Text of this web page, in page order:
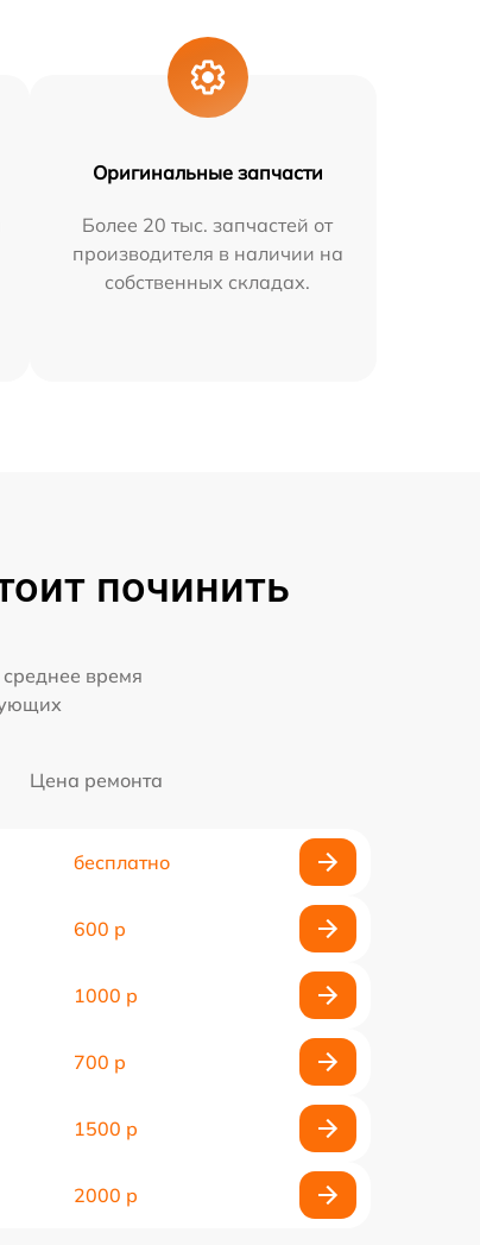
Оригинальные запчасти
Более 20 тыс. запчастей от
производителя в наличии на
собственных складах.
починить
среднее время
Цена ремонта
бесплатно
600 р
1000 р
700 р
1500 р
2000 р